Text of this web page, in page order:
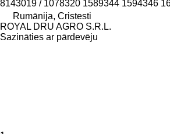
8143019 / 1078320 1589344 1594346
Rumānija, Cristesti
ROYAL DRU AGRO S.R.L.
Sazināties ar pārdevēju